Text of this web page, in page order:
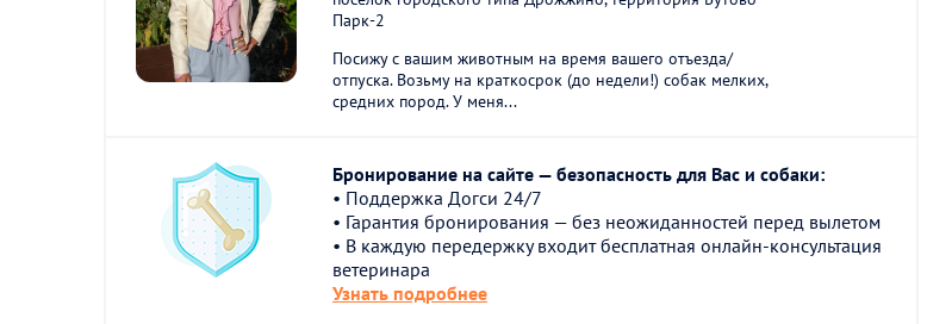
Парк-2
Посижу с вашим животным на время вашего отъезда/
отпуска. Возьму на краткосрок (до недели!) собак мелких,
средних пород. У меня...
Бронирование на сайте — безопасность для Вас и собаки:
• Поддержка Догси 24/7
• Гарантия бронирования — без неожиданностей перед вылетом
• В каждую передержку входит бесплатная онлайн-консультация
ветеринара
Узнать подробнее